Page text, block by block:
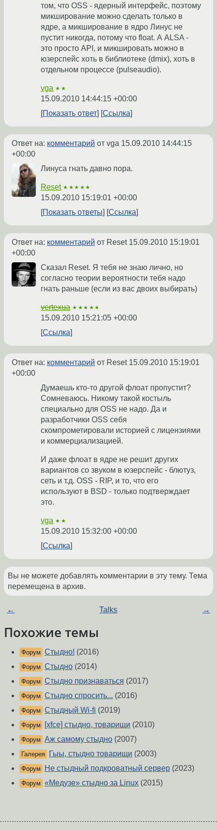
том, что OSS - ядерный интерфейс, поэтому
микширование можно сделать только в
ядре, а микширование в ядро Линус не
пустит никогда, потому что float. А ALSA -
это просто API, и микшировать можно в
юзерспейс хоть в библиотеке (dmix), хоть в
отдельном процессе (pulseaudio).
vga ★★
15.09.2010 14:44:15 +00:00
Показать ответ
Ссылка
Ответ на: комментарий от vga 15.09.2010 14:44:15
+00:00
Линуса гнать давно пора.
Reset ★★★★★
15.09.2010 15:19:01 +00:00
Показать ответы
Ссылка
Ответ на: комментарий от Reset 15.09.2010 15:19:01
+00:00
Сказал Reset. Я тебя не знаю лично, но
согласно теории вероятности тебя надо
гнать раньше (если из вас двоих выбирать)
vertexua ★★★★★
15.09.2010 15:21:05 +00:00
Ссылка
Ответ на: комментарий от Reset 15.09.2010 15:19:01
+00:00
Думаешь кто-то другой флоат пропустит?
Сомневаюсь. Никому такой костыль
специально для OSS не надо. Да и
разработчики OSS себя
скомпрометировали историей с лицензиями
и коммерциализацией.
И даже флоат в ядре не решит других
вариантов со звуком в юзерспейс - блютуз,
сеть и т.д. OSS - RIP, и то, что его
используют в BSD - только подтверждает
это.
vga ★★
15.09.2010 15:32:00 +00:00
Ссылка
Вы не можете добавлять комментарии в эту тему. Тема
перемещена в архив.
← Talks →
Похожие темы
Форум Стыдно! (2016)
Форум Стыдно (2014)
Форум Стыдно признаваться (2017)
Форум Стыдно спросить... (2016)
Форум Стыдный Wi-fi (2019)
Форум [xfce] стыдно, товарищи (2010)
Форум Аж самому стыдно (2007)
Галерея Гыы, стыдно товарищи (2003)
Форум Не стыдный подкроватный сервер (2023)
Форум «Медузе» стыдно за Linux (2015)